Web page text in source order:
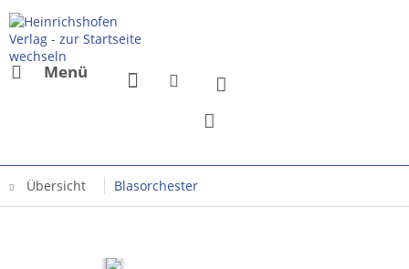
Menü
Übersicht Blasorchester